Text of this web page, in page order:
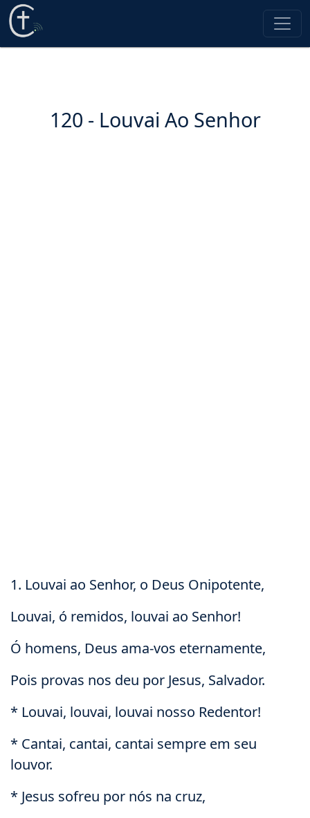
120 - Louvai Ao Senhor
1. Louvai ao Senhor, o Deus Onipotente,
Louvai, ó remidos, louvai ao Senhor!
Ó homens, Deus ama-vos eternamente,
Pois provas nos deu por Jesus, Salvador.
* Louvai, louvai, louvai nosso Redentor!
* Cantai, cantai, cantai sempre em seu
louvor.
* Jesus sofreu por nós na cruz,